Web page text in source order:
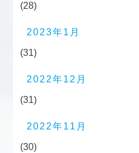
(28)
2023年1月
(31)
2022年12月
(31)
2022年11月
(30)